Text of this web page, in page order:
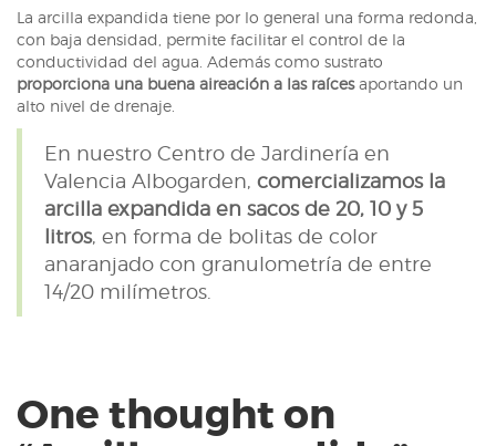
La arcilla expandida tiene por lo general una forma redonda,
con baja densidad, permite facilitar el control de la
conductividad del agua. Además como sustrato
proporciona una buena aireación a las raícesaportando un
alto nivel de drenaje.
En nuestro Centro de Jardinería en
Valencia Albogarden, comercializamos la
arcilla expandida en sacos de 20, 10 y 5
litros, en forma de bolitas de color
anaranjado con granulometría de entre
14/20 milímetros.
One thought on